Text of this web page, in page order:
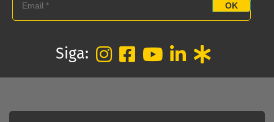
OK
Siga:
Linha Completa
Acoplamentos Flexíveis